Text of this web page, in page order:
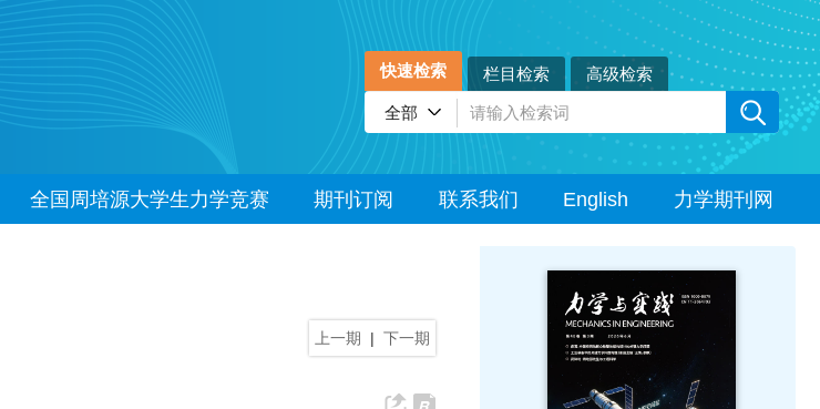
快速检索 栏目检索 高级检索
全国周培源大学生力学竞赛 期刊订阅 联系我们 English 力学期刊网
上一期 | 下一期